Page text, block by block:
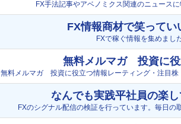
FX手法記事やアベノミクス関連のニュース
FX情報商材で笑ってい
FXで稼ぐ情報を集めまし
無料メルマガ 投資に
無料メルマガ 投資に役立つ情報レーティング・注目株
なんでも実践平社員の楽
FXのシグナル配信の検証を行っています。毎日の